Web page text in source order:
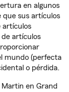
en algunos
que sus artículos
artículos
de artículos
mundo (perfecta
o pérdida.
en Grand